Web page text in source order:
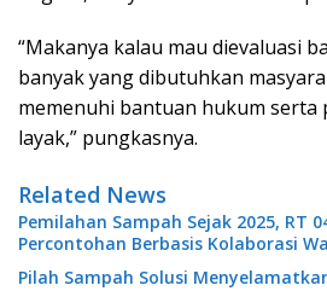
“Makanya kalau mau dievaluasi
banyak yang dibutuhkan
memenuhi bantuan hukum serta
layak,” pungkasnya.
Related News
Pemilahan Sampah Sejak 2025, RT
Percontohan Berbasis Kolaborasi
Pilah Sampah Solusi